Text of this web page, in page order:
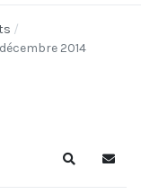
2014
Recherche